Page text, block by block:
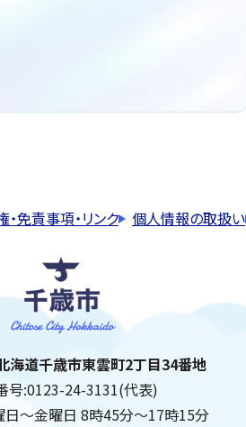
・免責事項・リンク 個人情報の取扱い
千歳市
海道千歳市東雲町2丁目34番地
号:0123-24-3131(代表)
日～金曜日 8時45分～17時15分